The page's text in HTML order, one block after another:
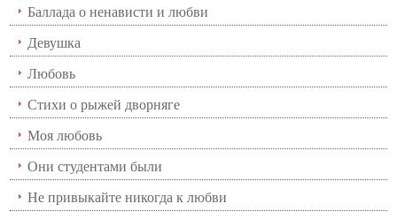
Баллада о ненависти и любви
Девушка
Любовь
Стихи о рыжей дворняге
Моя любовь
Они студентами были
Не привыкайте никогда к любви